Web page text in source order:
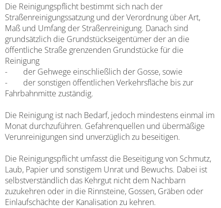
Die Reinigungspflicht bestimmt sich nach der
Straßenreinigungssatzung und der Verordnung über Art,
Maß und Umfang der Straßenreinigung. Danach sind
grundsätzlich die Grundstückseigentümer der an die
öffentliche Straße grenzenden Grundstücke für die
Reinigung
- der Gehwege einschließlich der Gosse, sowie
- der sonstigen öffentlichen Verkehrsfläche bis zur
Fahrbahnmitte zuständig.
Die Reinigung ist nach Bedarf, jedoch mindestens einmal im
Monat durchzuführen. Gefahrenquellen und übermäßige
Verunreinigungen sind unverzüglich zu beseitigen.
Die Reinigungspflicht umfasst die Beseitigung von Schmutz,
Laub, Papier und sonstigem Unrat und Bewuchs. Dabei ist
selbstverständlich das Kehrgut nicht dem Nachbarn
zuzukehren oder in die Rinnsteine, Gossen, Gräben oder
Einlaufschächte der Kanalisation zu kehren.